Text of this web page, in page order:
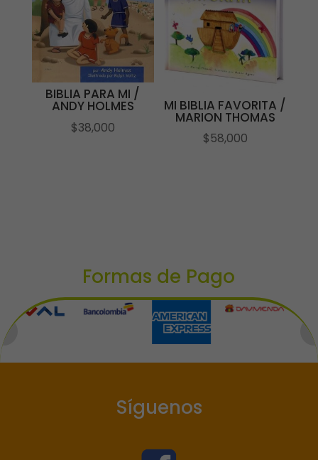
BIBLIA PARA MI /
ANDY HOLMES
$38,000
MI BIBLIA FAVORITA /
MARION THOMAS
$58,000
Formas de Pago
Síguenos